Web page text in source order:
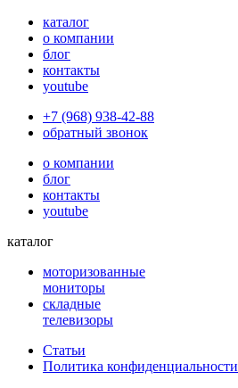
каталог
о компании
блог
контакты
youtube
+7 (968) 938-42-88
обратный звонок
о компании
блог
контакты
youtube
каталог
моторизованные
мониторы
складные
телевизоры
Статьи
Политика конфиденциальности